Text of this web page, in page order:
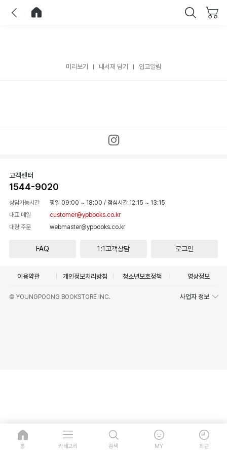
미리보기 내서재 담기 입고알림
고객센터
1544-9020
상담가능시간 평일 09:00 ~ 18:00 / 점심시간 12:15 ~ 13:15
대표 메일
customer@ypbooks.co.kr
대량 주문
webmaster@ypbooks.co.kr
FAQ 1:1고객상담 로그인
이용약관 개인정보처리방침 청소년보호정책 영상정보
© YOUNGPOONG BOOKSTORE INC. 사업자 정보
홈 카테고리 검색 MY 최근